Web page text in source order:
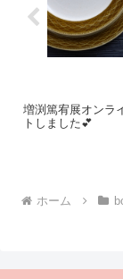
増渕篤宥展オン
トしました💕
ホーム